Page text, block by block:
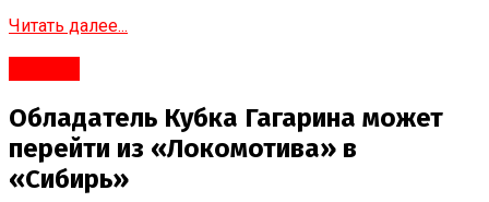
Читать далее...
Обладатель Кубка Гагарина может
перейти из «Локомотива» в
«Сибирь»